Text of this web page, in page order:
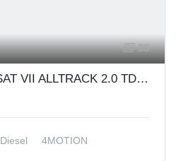
38
VOLKSWAGEN PASSAT VII ALLTRACK 2.0 TDI 170 BLUEMOTION TECHNOLOGY 4MOTION DSG6
Diesel
4MOTION